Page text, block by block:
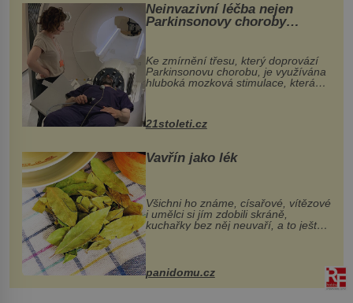
Neinvazivní léčba nejen
Parkinsonovy choroby
Ke zmírnění třesu, který doprovází
Parkinsonovu chorobu, je využívána
hluboká mozková stimulace, která
však vyžaduje vysoce invazivní
k dostatečně přesnému zacílení ...
21stoleti.cz
Vavřín jako lék
Všichni ho známe, císařové, vítězové
i umělci si jím zdobili skráně,
kuchařky bez něj neuvaří, a to ještě
nevíte, že bobkový list může výrazně
zmírnit některé naše neduhy.
Obsahuje v malém množství ně...
panidomu.cz